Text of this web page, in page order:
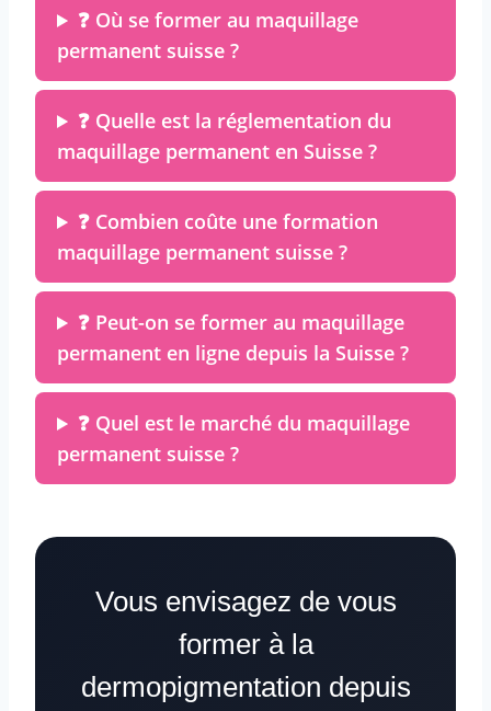
❓ Où se former au maquillage
permanent suisse ?
❓ Quelle est la réglementation du
maquillage permanent en Suisse ?
❓ Combien coûte une formation
maquillage permanent suisse ?
❓ Peut-on se former au maquillage
permanent en ligne depuis la Suisse ?
❓ Quel est le marché du maquillage
permanent suisse ?
Vous envisagez de vous
former à la
dermopigmentation depuis